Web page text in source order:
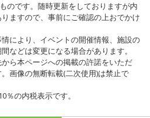
のです。随時更新をしておりますが内
ますので、事前にご確認の上おでかけ
により、イベントの開催情報、施設の
などは変更になる場合があります。
ら本ページへの掲載の許諾をいただ
画像の無断転載(二次使用)は禁止で
の内税表示です。